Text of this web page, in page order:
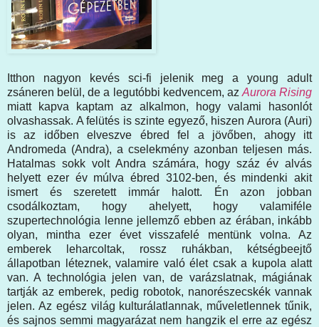
Itthon nagyon kevés sci-fi jelenik meg a young adult
zsáneren belül, de a legutóbbi kedvencem, az Aurora Rising
miatt kapva kaptam az alkalmon, hogy valami hasonlót
olvashassak. A felütés is szinte egyező, hiszen Aurora (Auri)
is az időben elveszve ébred fel a jövőben, ahogy itt
Andromeda (Andra), a cselekmény azonban teljesen más.
Hatalmas sokk volt Andra számára, hogy száz év alvás
helyett ezer év múlva ébred 3102-ben, és mindenki akit
ismert és szeretett immár halott. Én azon jobban
csodálkoztam, hogy ahelyett, hogy valamiféle
szupertechnológia lenne jellemző ebben az érában, inkább
olyan, mintha ezer évet visszafelé mentünk volna. Az
emberek leharcoltak, rossz ruhákban, kétségbeejtő
állapotban léteznek, valamire való élet csak a kupola alatt
van. A technológia jelen van, de varázslatnak, mágiának
tartják az emberek, pedig robotok, nanorészecskék vannak
jelen. Az egész világ kulturálatlannak, műveletlennek tűnik,
és sajnos semmi magyarázat nem hangzik el erre az egész